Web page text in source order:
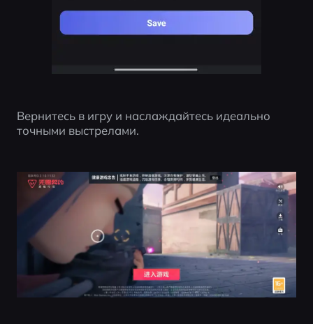
Вернитесь в игру и наслаждайтесь идеально
точными выстрелами.